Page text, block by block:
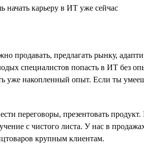
продавать, предлагать рынку,
специалистов попасть в ИТ без
уже накопленный опыт. Если ты
переговоры, презентовать продукт.
с чистого листа. У нас в
крупным клиентам.